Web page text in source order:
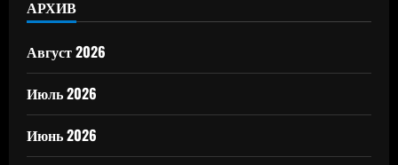
АРХИВ
Август 2026
Июль 2026
Июнь 2026